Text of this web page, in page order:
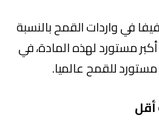
في واردات القمح بالنسبة
أكبر مستورد لهذه المادة، في
للقمح عالميا.